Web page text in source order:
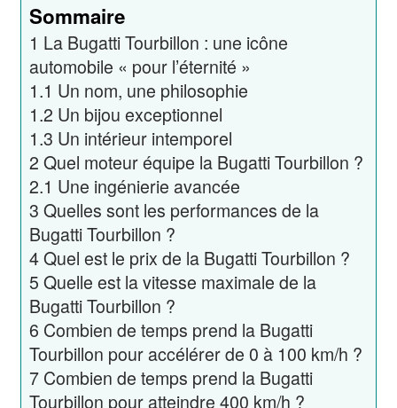
Sommaire
1 La Bugatti Tourbillon : une icône
automobile « pour l’éternité »
1.1 Un nom, une philosophie
1.2 Un bijou exceptionnel
1.3 Un intérieur intemporel
2 Quel moteur équipe la Bugatti Tourbillon ?
2.1 Une ingénierie avancée
3 Quelles sont les performances de la
Bugatti Tourbillon ?
4Quel est le prix de la Bugatti Tourbillon ?
5 Quelle est la vitesse maximale de la
Bugatti Tourbillon ?
6 Combien de temps prend la Bugatti
Tourbillon pour accélérer de 0 à 100 km/h ?
7 Combien de temps prend la Bugatti
Tourbillon pour atteindre 400 km/h ?